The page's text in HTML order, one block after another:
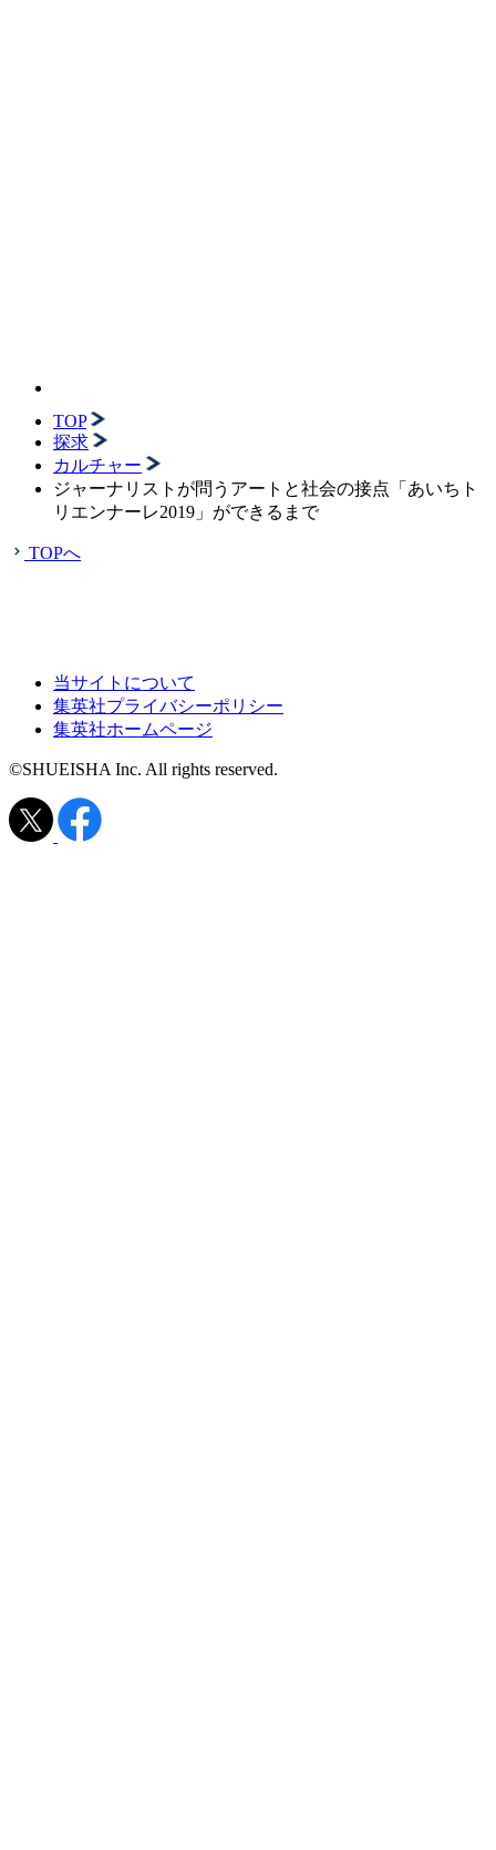
TOP
探求
カルチャー
ジャーナリストが問うアートと社会の接点「あいちト
リエンナーレ2019」ができるまで
TOPへ
当サイトについて
集英社プライバシーポリシー
集英社ホームページ
©SHUEISHA Inc. All rights reserved.